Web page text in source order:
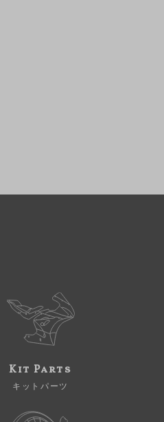
Kit Parts
キットパーツ